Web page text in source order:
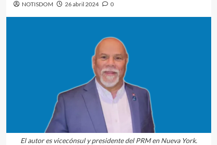
NOTISDOM 26 abril 2024 0
El autor es vicecónsul y presidente del PRM en Nueva York.